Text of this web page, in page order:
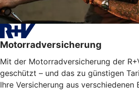
Motorradversicherung
Mit der Motorradversicherung der
geschützt – und das zu günstigen
Ihre Versicherung aus verschiedenen